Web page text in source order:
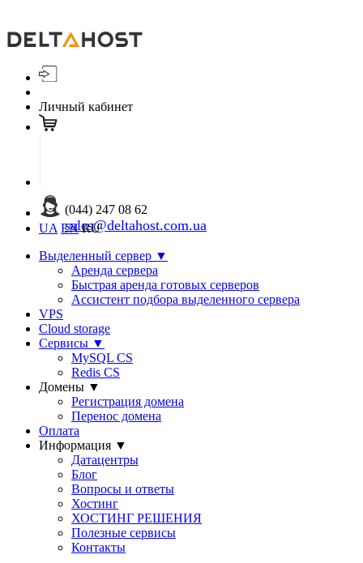
Личный кабинет
(044) 247 08 62
sales@deltahost.com.ua
UA EN RU
Выделенный сервер ▼
Аренда сервера
Быстрая аренда готовых серверов
Ассистент подбора выделенного сервера
VPS
Cloud storage
Сервисы ▼
MySQL CS
Redis CS
Домены ▼
Регистрация домена
Перенос домена
Оплата
Информация ▼
Датацентры
Блог
Вопросы и ответы
Хостинг
ХОСТИНГ РЕШЕНИЯ
Полезные сервисы
Контакты